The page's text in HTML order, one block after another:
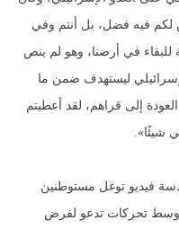
لكم فيه فضل، بل أنتم وفي
للبقاء في أرضنا، وهو لم ينص
ليستهدف ضمن ما
إلى قراهم، لقد أعطيتم
شيئًا».
فيديو توغل مستوطنين
وسط تحركات تدعو لفرض